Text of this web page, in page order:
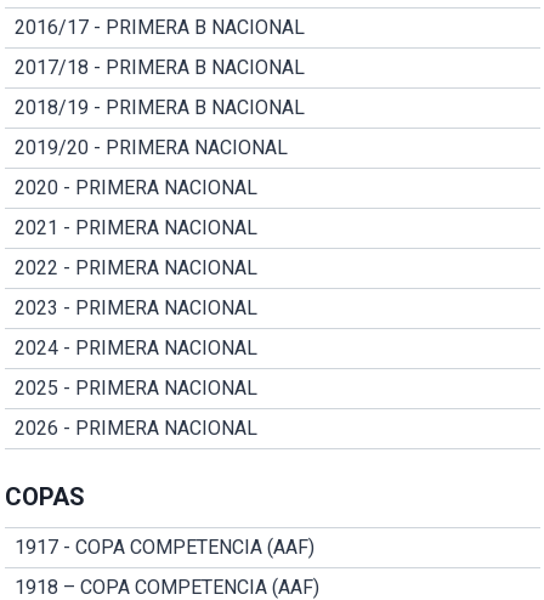
2016/17 - PRIMERA B NACIONAL
2017/18 - PRIMERA B NACIONAL
2018/19 - PRIMERA B NACIONAL
2019/20 - PRIMERA NACIONAL
2020 - PRIMERA NACIONAL
2021 - PRIMERA NACIONAL
2022 - PRIMERA NACIONAL
2023 - PRIMERA NACIONAL
2024 - PRIMERA NACIONAL
2025 - PRIMERA NACIONAL
2026 - PRIMERA NACIONAL
COPAS
1917 - COPA COMPETENCIA (AAF)
1918 – COPA COMPETENCIA (AAF)